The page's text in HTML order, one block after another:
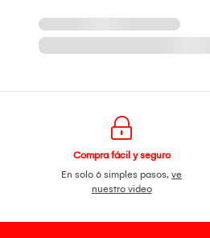
Compra fácil y seguro
En solo 6 simples pasos,ve
nuestro video